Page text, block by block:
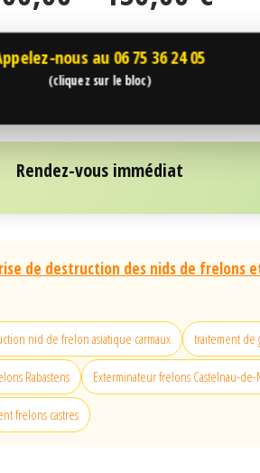
Appelez-nous au 06 75 36 24 05
(cliquez sur le bloc)
Rendez-vous immédiat
de destruction des nids de frelons
nid de frelon asiatique carmaux traitement de
Rabastens Exterminateur frelons Castelnau-
frelons castres